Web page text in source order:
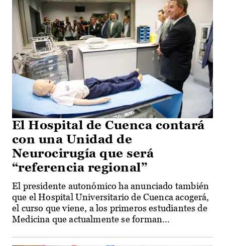
El Hospital de Cuenca contará
con una Unidad de
Neurocirugía que será
“referencia regional”
El presidente autonómico ha anunciado también
que el Hospital Universitario de Cuenca acogerá,
el curso que viene, a los primeros estudiantes de
Medicina que actualmente se forman...